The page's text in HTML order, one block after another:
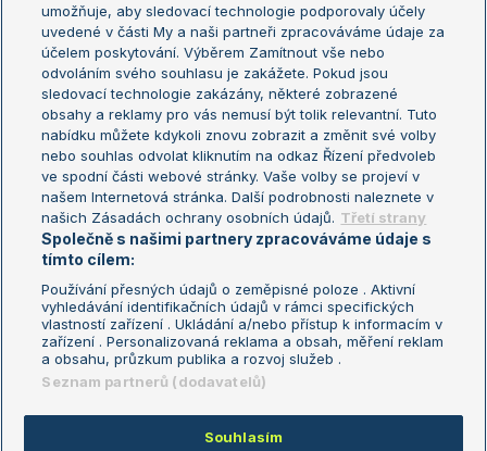
Sázkařský žebříček
Wimbledon
US Open
Turnaj mistrů
Turnaj mistryň
Aktualní trendy
Fotbalové přestupy
Livesport Daily
LS Prague Open
Podmínky užití
Nastavení soukromí
GDPR a žurnalistika
Reklama
Kontakt
Informace o zpracování osobních
údajů
umožňuje, aby sledovací technologie podporovaly účely
uvedené v části My a naši partneři zpracováváme údaje za
účelem poskytování. Výběrem Zamítnout vše nebo
odvoláním svého souhlasu je zakážete. Pokud jsou
sledovací technologie zakázány, některé zobrazené
obsahy a reklamy pro vás nemusí být tolik relevantní. Tuto
nabídku můžete kdykoli znovu zobrazit a změnit své volby
nebo souhlas odvolat kliknutím na odkaz Řízení předvoleb
ve spodní části webové stránky. Vaše volby se projeví v
našem Internetová stránka. Další podrobnosti naleznete v
našich Zásadách ochrany osobních údajů. Třetí strany
Společně s našimi partnery zpracováváme údaje s
tímto cílem:
Používání přesných údajů o zeměpisné poloze . Aktivní
vyhledávání identifikačních údajů v rámci specifických
vlastností zařízení . Ukládání a/nebo přístup k informacím v
zařízení . Personalizovaná reklama a obsah, měření reklam
a obsahu, průzkum publika a rozvoj služeb .
Seznam partnerů (dodavatelů)
Souhlasím